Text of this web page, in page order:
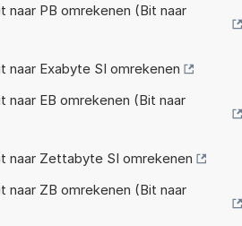
naar PB omrekenen (Bit naar
naar Exabyte SI omrekenen
naar EB omrekenen (Bit naar
naar Zettabyte SI omrekenen
naar ZB omrekenen (Bit naar